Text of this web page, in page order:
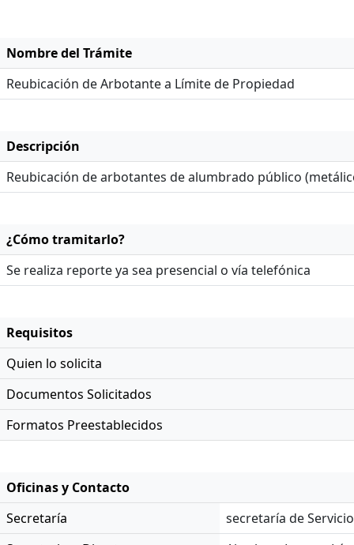
Nombre del Trámite
Reubicación de Arbotante a Límite de Propiedad
Descripción
Reubicación de arbotantes de alumbrado público
¿Cómo tramitarlo?
Se realiza reporte ya sea presencial o vía telefónica
Requisitos
Quien lo solicita
Documentos Solicitados
Formatos Preestablecidos
Oficinas y Contacto
Secretaría
secretaría de